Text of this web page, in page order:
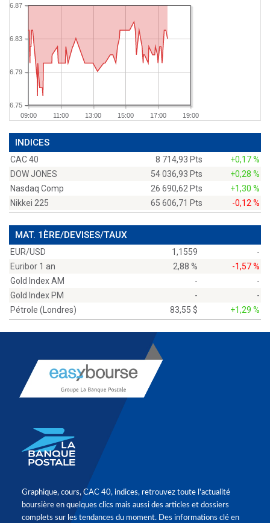
09:00 11:00 13:00 15:00 17:00 19:00
6.75
6.79
6.83
6.87
INDICES
CAC 40 8 714,93 Pts
+0,17 %
DOW JONES
54 036,93 Pts
+0,28 %
Nasdaq Comp
26 690,62 Pts
+1,30 %
Nikkei 225
65 606,71 Pts -0,12 %
MAT. 1ÈRE/DEVISES/TAUX
EUR/USD 1,1559
-
Euribor 1 an
2,88 %
-1,57 %
Gold Index AM
-
-
Gold Index PM
-
-
Pétrole (Londres)
83,55 $ +1,29 %
Graphique, cours, CAC 40, indices, retrouvez toute l'actualité
boursière en quelques clics mais aussi des articles et dossiers
complets sur les tendances du moment. Des informations clé en